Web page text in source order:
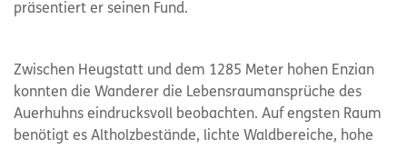
präsentiert er seinen Fund.
Zwischen Heugstatt und dem 1285 Meter hohen Enzian
konnten die Wanderer die Lebensraumansprüche des
Auerhuhns eindrucksvoll beobachten. Auf engsten Raum
benötigt es Altholzbestände, lichte Waldbereiche, hohe